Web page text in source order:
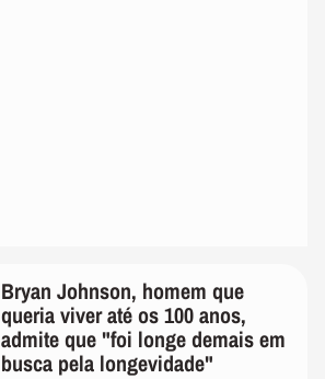
Bryan Johnson, homem que
queria viver até os 100 anos,
admite que "foi longe demais em
busca pela longevidade"